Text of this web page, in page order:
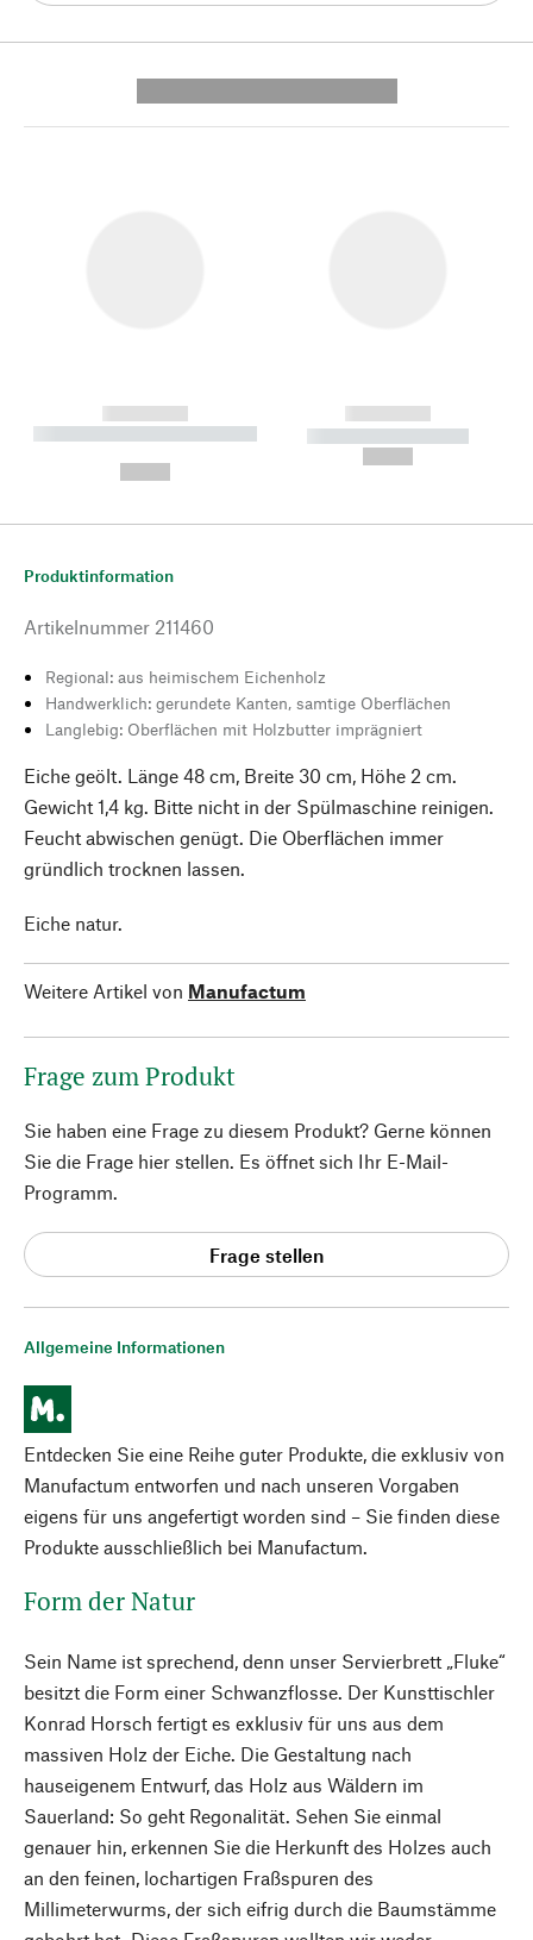
------------
----------- ----------- --------
------------
----------- -----------
Allgemeine Informationen
Entdecken Sie eine Reihe guter Produkte, die exklusiv von
Manufactum entworfen und nach unseren Vorgaben
eigens für uns angefertigt worden sind – Sie finden diese
Produkte ausschließlich bei Manufactum.
Form der Natur
Sein Name ist sprechend, denn unser Servierbrett „Fluke“
besitzt die Form einer Schwanzflosse. Der Kunsttischler
Konrad Horsch fertigt es exklusiv für uns aus dem
massiven Holz der Eiche. Die Gestaltung nach
hauseigenem Entwurf, das Holz aus Wäldern im
Sauerland: So geht Regonalität. Sehen Sie einmal
genauer hin, erkennen Sie die Herkunft des Holzes auch
an den feinen, lochartigen Fraßspuren des
Millimeterwurms, der sich eifrig durch die Baumstämme
Produktinformation
Artikelnummer 211460
Regional: aus heimischem Eichenholz
Handwerklich: gerundete Kanten, samtige Oberflächen
Langlebig: Oberflächen mit Holzbutter imprägniert
Eiche geölt. Länge 48 cm, Breite 30 cm, Höhe 2 cm.
Gewicht 1,4 kg. Bitte nicht in der Spülmaschine reinigen.
Feucht abwischen genügt. Die Oberflächen immer
gründlich trocknen lassen.
Eiche natur.
Weitere Artikel von Manufactum
Frage zum Produkt
Sie haben eine Frage zu diesem Produkt? Gerne können
Sie die Frage hier stellen. Es öffnet sich Ihr E-Mail-
Programm.
Frage stellen